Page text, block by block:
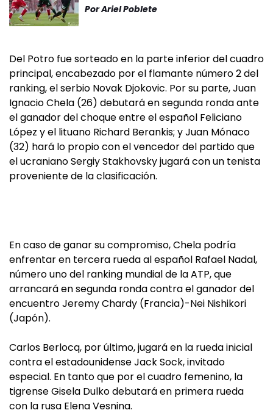
PorAriel Poblete
Del Potro fue sorteado en la parte inferior del cuadro
principal, encabezado por el flamante número 2 del
ranking, el serbio Novak Djokovic. Por su parte, Juan
Ignacio Chela (26) debutará en segunda ronda ante
el ganador del choque entre el español Feliciano
López y el lituano Richard Berankis; y Juan Mónaco
(32) hará lo propio con el vencedor del partido que
el ucraniano Sergiy Stakhovsky jugará con un tenista
proveniente de la clasificación.
En caso de ganar su compromiso, Chela podría
enfrentar en tercera rueda al español Rafael Nadal,
número uno del ranking mundial de la ATP, que
arrancará en segunda ronda contra el ganador del
encuentro Jeremy Chardy (Francia)-Nei Nishikori
(Japón).
Carlos Berlocq, por último, jugará en la rueda inicial
contra el estadounidense Jack Sock, invitado
especial. En tanto que por el cuadro femenino, la
tigrense Gisela Dulko debutará en primera rueda
con la rusa Elena Vesnina.